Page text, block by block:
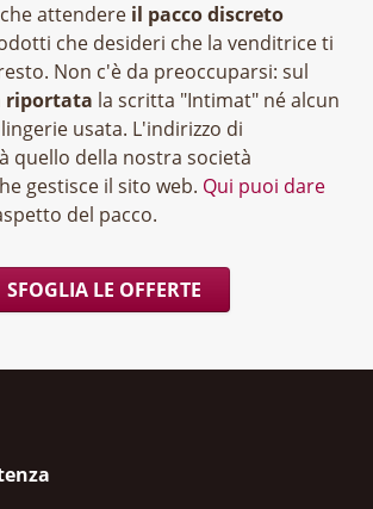
attendere il pacco discreto
che desideri che la venditrice ti
Non c'è da preoccuparsi: sul
riportata la scritta "Intimat" né alcun
usata. L'indirizzo di
quello della nostra società
gestisce il sito web. Qui puoi dare
del pacco.
SFOGLIA LE OFFERTE